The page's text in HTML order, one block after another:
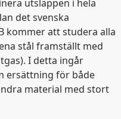
utsläppen i hela
det svenska
kommer att studera alla
stål framställt med
I detta ingår
ersättning för både
material med stort